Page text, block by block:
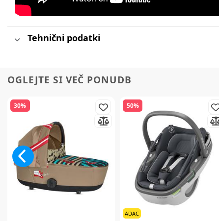
Tehnični podatki
OGLEJTE SI VEČ PONUDB
30% 50%
ADAC